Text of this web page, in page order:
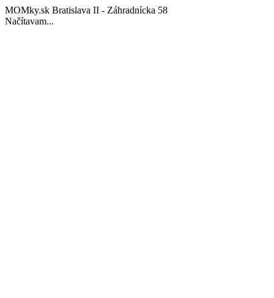
MOMky.sk Bratislava II - Záhradnícka 58
Načítavam...